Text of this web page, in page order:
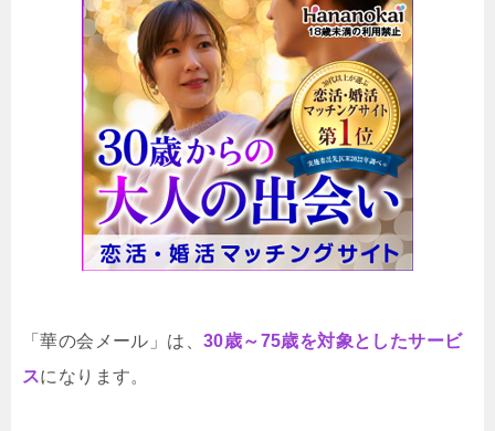
「華の会メール」は、 30歳～75歳を対象としたサービ
スになります。